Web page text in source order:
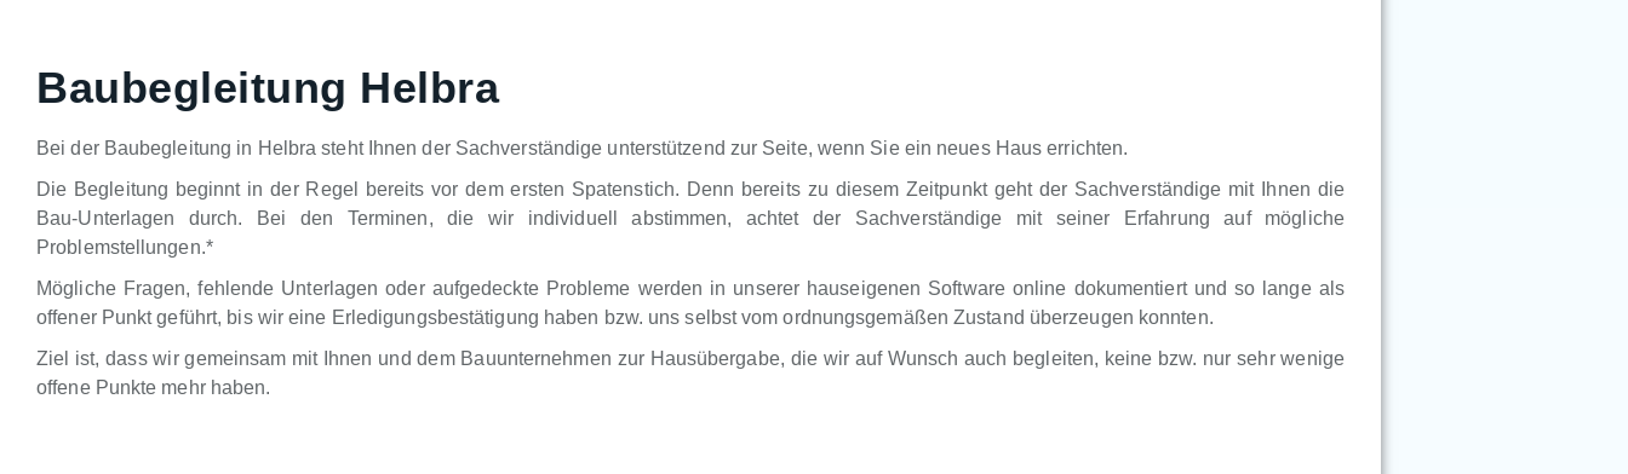
Baubegleitung Helbra
Bei der Baubegleitung in Helbra steht Ihnen der Sachverständige unterstützend zur Seite, wenn Sie ein neues Haus errichten.
Die Begleitung beginnt in der Regel bereits vor dem ersten Spatenstich. Denn bereits zu diesem Zeitpunkt geht der Sachverständige mit Ihnen die
Bau-Unterlagen durch. Bei den Terminen, die wir individuell abstimmen, achtet der Sachverständige mit seiner Erfahrung auf mögliche
Problemstellungen.*
Mögliche Fragen, fehlende Unterlagen oder aufgedeckte Probleme werden in unserer hauseigenen Software online dokumentiert und so lange als
offener Punkt geführt, bis wir eine Erledigungsbestätigung haben bzw. uns selbst vom ordnungsgemäßen Zustand überzeugen konnten.
Ziel ist, dass wir gemeinsam mit Ihnen und dem Bauunternehmen zur Hausübergabe, die wir auf Wunsch auch begleiten, keine bzw. nur sehr wenige
offene Punkte mehr haben.